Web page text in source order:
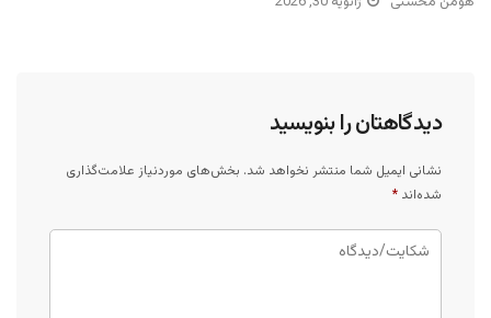
دیدگاهتان را بنویسید
نشانی ایمیل شما منتشر نخواهد شد. بخش‌های موردنیاز علامت‌گذاری
شده‌اند *